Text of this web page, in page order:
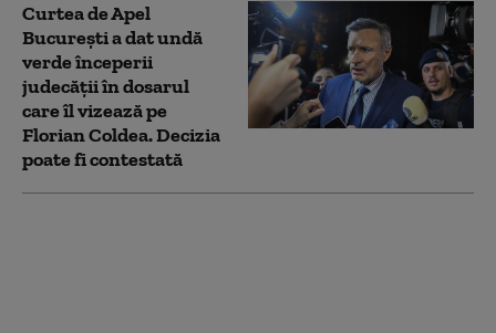
Curtea de Apel
București a dat undă
verde începerii
judecății în dosarul
care îl vizează pe
Florian Coldea. Decizia
poate fi contestată